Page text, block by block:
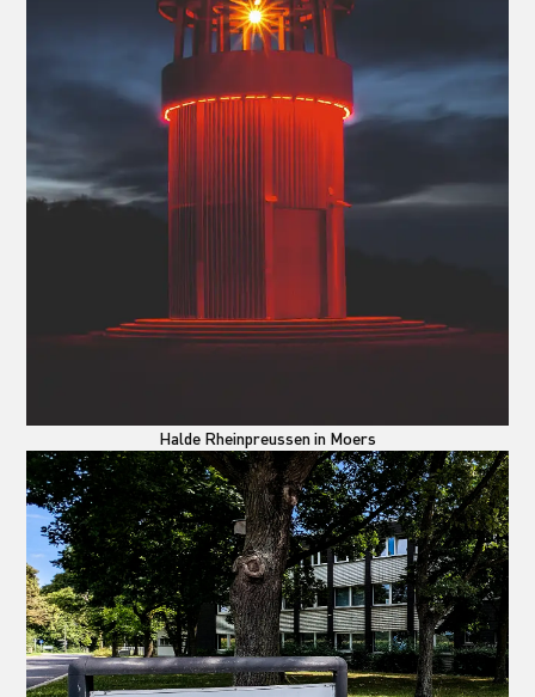
Halde Rheinpreussen in Moers